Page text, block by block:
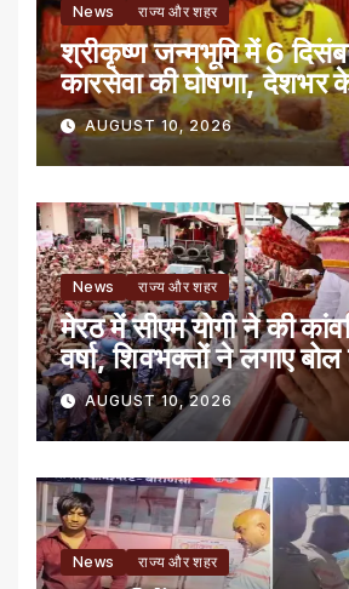
News राज्य और शहर
श्रीकृष्ण जन्मभूमि में 6
कारसेवा की घोषणा,
AUGUST 10, 2026
News राज्य और शहर
मेरठ में सीएम योगी ने की
वर्षा, शिवभक्तों ने लगाए
AUGUST 10, 2026
News राज्य और शहर